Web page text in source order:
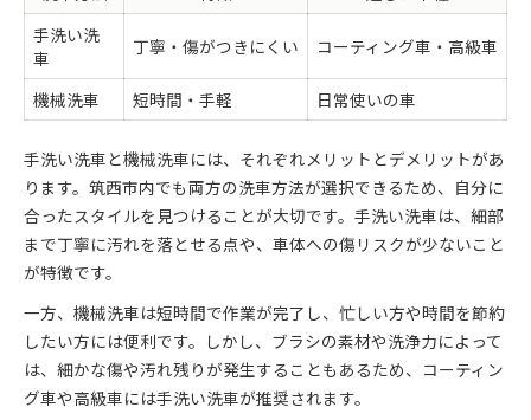
手洗い洗
車
丁寧・傷がつきにくい コーティング車・高級車
機械洗車 短時間・手軽 日常使いの車
手洗い洗車と機械洗車には、それぞれメリットとデメリットがあ
ります。筑西市内でも両方の洗車方法が選択できるため、自分に
合ったスタイルを見つけることが大切です。手洗い洗車は、細部
まで丁寧に汚れを落とせる点や、車体への傷リスクが少ないこと
が特徴です。
一方、機械洗車は短時間で作業が完了し、忙しい方や時間を節約
したい方には便利です。しかし、ブラシの素材や洗浄力によって
は、細かな傷や汚れ残りが発生することもあるため、コーティン
グ車や高級車には手洗い洗車が推奨されます。